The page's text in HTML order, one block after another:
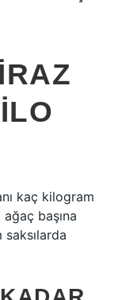
kaç kilogram
başına